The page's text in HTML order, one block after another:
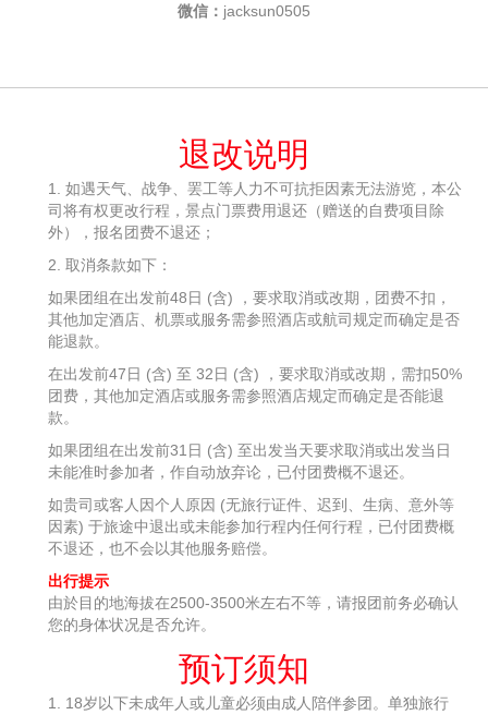
微信： jacksun0505
退改说明
1. 如遇天气、战争、罢工等人力不可抗拒因素无法游览，本公
司将有权更改行程，景点门票费用退还（赠送的自费项目除
外），报名团费不退还；
2. 取消条款如下：
如果团组在出发前48日 (含) ，要求取消或改期，团费不扣，
其他加定酒店、机票或服务需参照酒店或航司规定而确定是否
能退款。
在出发前47日 (含) 至 32日 (含) ，要求取消或改期，需扣50%
团费，其他加定酒店或服务需参照酒店规定而确定是否能退
款。
如果团组在出发前31日 (含) 至出发当天要求取消或出发当日
未能准时参加者，作自动放弃论，已付团费概不退还。
如贵司或客人因个人原因 (无旅行证件、迟到、生病、意外等
因素) 于旅途中退出或未能参加行程内任何行程，已付团费概
不退还，也不会以其他服务赔偿。
出行提示
由於目的地海拔在2500-3500米左右不等，请报团前务必确认
您的身体状况是否允许。
预订须知
1. 18岁以下未成年人或儿童必须由成人陪伴参团。单独旅行